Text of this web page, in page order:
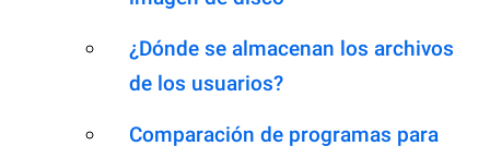
¿Dónde se almacenan los archivos
de los usuarios?
Comparación de programas para